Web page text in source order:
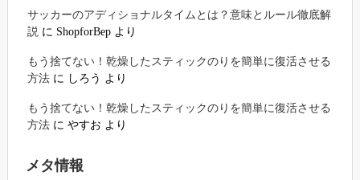
サッカーのアディショナルタイムとは？意味とルール徹底解
説 に ShopforBep より
もう捨てない！乾燥したスティックのりを簡単に復活させる
方法 に しろう より
もう捨てない！乾燥したスティックのりを簡単に復活させる
方法 にやすお より
メタ情報